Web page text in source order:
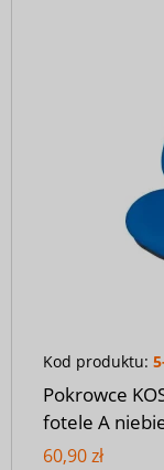
Kod produktu:
Pokrowce
fotele A
60,90 zł